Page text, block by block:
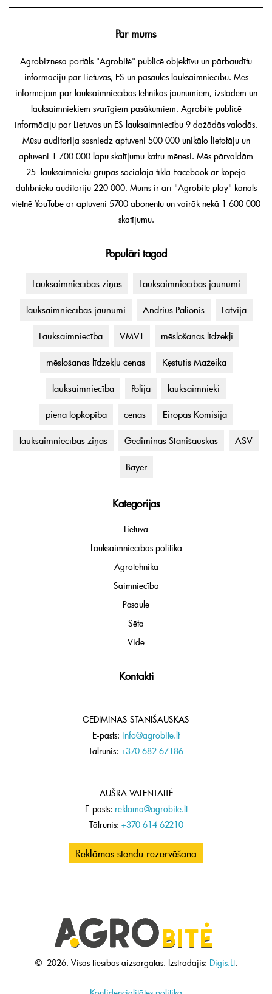
Par mums
Agrobiznesa portāls "Agrobitė" publicē objektīvu un pārbaudītu
informāciju par Lietuvas, ES un pasaules lauksaimniecību. Mēs
informējam par lauksaimniecības tehnikas jaunumiem, izstādēm un
lauksaimniekiem svarīgiem pasākumiem. Agrobitė publicē
informāciju par Lietuvas un ES lauksaimniecību 9 dažādās valodās.
Mūsu auditorija sasniedz aptuveni 500 000 unikālo lietotāju un
aptuveni 1 700 000 lapu skatījumu katru mēnesi. Mēs pārvaldām
25 lauksaimnieku grupas sociālajā tīklā Facebook ar kopējo
dalībnieku auditoriju 220 000. Mums ir arī "Agrobitė play" kanāls
vietnē YouTube ar aptuveni 5700 abonentu un vairāk nekā 1 600 000
skatījumu.
Populāri tagad
Lauksaimniecības ziņas Lauksaimniecības jaunumi
lauksaimniecības jaunumi Andrius Palionis Latvija
Lauksaimniecība VMVT mēslošanas līdzekļi
mēslošanas līdzekļu cenas Kęstutis Mažeika
lauksaimniecība Polija lauksaimnieki
piena lopkopība cenas Eiropas Komisija
lauksaimniecības ziņas Gediminas Stanišauskas ASV
Bayer
Kategorijas
Lietuva
Lauksaimniecības politika
Agrotehnika
Saimniecība
Pasaule
Sēta
Vide
Kontakti
GEDIMINAS STANIŠAUSKAS
E-pasts: info@agrobite.lt
Tālrunis: +370 682 67186
AUŠRA VALENTAITĖ
E-pasts: reklama@agrobite.lt
Tālrunis: +370 614 62210
Reklāmas stendu rezervēšana
© 2026. Visas tiesības aizsargātas. Izstrādājis: Digis.Lt.